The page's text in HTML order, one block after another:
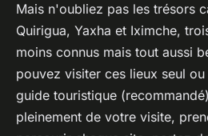
Mais n'oubliez pas les trésors
Quirigua, Yaxha et Iximche,
moins connus mais tout aussi
pouvez visiter ces lieux seul
guide touristique
pleinement de votre visite,